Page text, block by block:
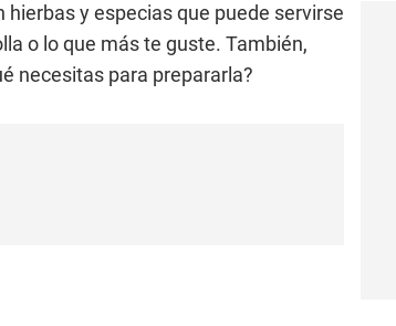
hierbas y especias que puede servirse
o lo que más te guste. También,
necesitas para prepararla?